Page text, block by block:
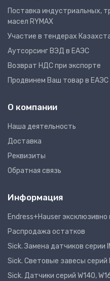
Поставка индустриальных,
масел RYMAX
Участие в тендерах
Аутсорсинг ВЭД в ЕАЭС
Возврат НДС при экспорте
Продвинем Ваш товар в ЕАЭС
О компании
Наша деятельность
Доставка
Реквизиты
Обратная связь
Информация
Endress+Hauser
Распродажа остатков
Sick. Замена датчиков серии
Sick. Световые завесы серий
Sick. Датчики серий W140,